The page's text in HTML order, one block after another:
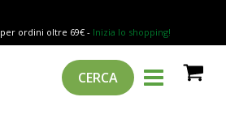
per ordini oltre 69€ - Inizia lo shopping!
CERCA
MAIN
MENU